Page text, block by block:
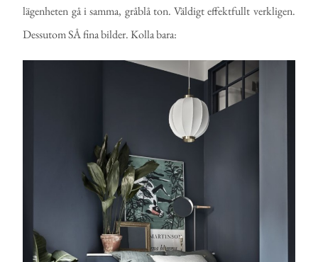
lägenheten gå i samma, gråblå ton. Väldigt effektfullt verkligen.
Dessutom SÅ fina bilder. Kolla bara: